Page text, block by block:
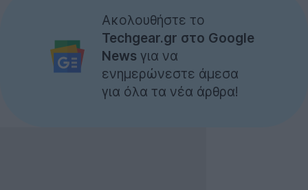
Ακολουθήστε το
Techgear.gr στο Google
News για να
ενημερώνεστε άμεσα
για όλα τα νέα άρθρα!